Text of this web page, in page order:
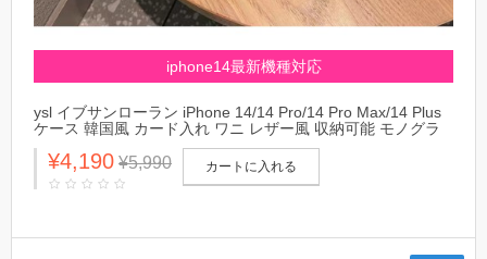
iphone14最新機種対応
ysl イブサンローラン iPhone 14/14 Pro/14 Pro Max/14 Plus
ケース 韓国風 カード入れ ワニ レザー風 収納可能 モノグラ
ム ブランド アイフォン14/14プロ/14プロ マックス/14プラ
ス/13/12/11カバー 大人気 メンズ レディース
¥4,190 ¥5,990 カートに入れる